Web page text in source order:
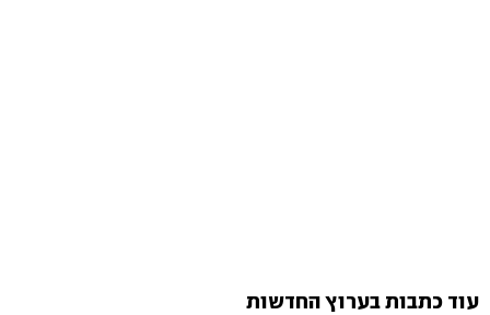
עוד כתבות בערוץ החדשות